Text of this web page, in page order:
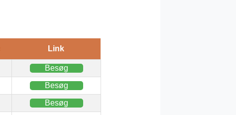
Link
Besøg
Besøg
Besøg